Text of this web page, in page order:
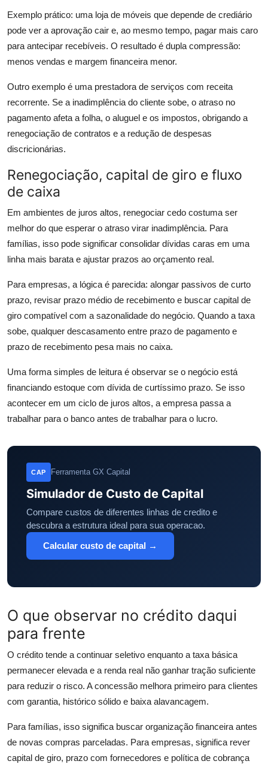
Exemplo prático: uma loja de móveis que depende de crediário
pode ver a aprovação cair e, ao mesmo tempo, pagar mais caro
para antecipar recebíveis. O resultado é dupla compressão:
menos vendas e margem financeira menor.
Outro exemplo é uma prestadora de serviços com receita
recorrente. Se a inadimplência do cliente sobe, o atraso no
pagamento afeta a folha, o aluguel e os impostos, obrigando a
renegociação de contratos e a redução de despesas
discricionárias.
Renegociação, capital de giro e fluxo
de caixa
Em ambientes de juros altos, renegociar cedo costuma ser
melhor do que esperar o atraso virar inadimplência. Para
famílias, isso pode significar consolidar dívidas caras em uma
linha mais barata e ajustar prazos ao orçamento real.
Para empresas, a lógica é parecida: alongar passivos de curto
prazo, revisar prazo médio de recebimento e buscar capital de
giro compatível com a sazonalidade do negócio. Quando a taxa
sobe, qualquer descasamento entre prazo de pagamento e
prazo de recebimento pesa mais no caixa.
Uma forma simples de leitura é observar se o negócio está
financiando estoque com dívida de curtíssimo prazo. Se isso
acontecer em um ciclo de juros altos, a empresa passa a
trabalhar para o banco antes de trabalhar para o lucro.
CAP Ferramenta GX Capital
Simulador de Custo de Capital
Compare custos de diferentes linhas de credito e
descubra a estrutura ideal para sua operacao.
Calcular custo de capital →
O que observar no crédito daqui
para frente
O crédito tende a continuar seletivo enquanto a taxa básica
permanecer elevada e a renda real não ganhar tração suficiente
para reduzir o risco. A concessão melhora primeiro para clientes
com garantia, histórico sólido e baixa alavancagem.
Para famílias, isso significa buscar organização financeira antes
de novas compras parceladas. Para empresas, significa rever
capital de giro, prazo com fornecedores e política de cobrança